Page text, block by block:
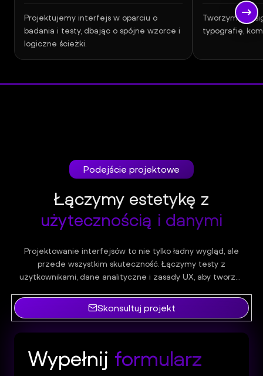
Projektujemy interfejs w oparciu o
badania i testy, dbając o spójne wzorce i
logiczne ścieżki.
Tworzymy
typografię,
Podejście projektowe
Łączymy estetykę z
użytecznością i danymi
Projektowanie interfejsów to nie tylko ładny wygląd, ale
przede wszystkim skuteczność. Łączymy testy z
użytkownikami, dane analityczne i zasady UX, aby tworzyć
Skonsultuj projekt
Wypełnij formularz